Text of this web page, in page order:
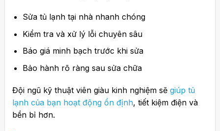
Sửa tủ lạnh tại nhà nhanh chóng
Kiểm tra và xử lý lỗi chuyên sâu
Báo giá minh bạch trước khi sửa
Bảo hành rõ ràng sau sửa chữa
Đội ngũ kỹ thuật viên giàu kinh nghiệm sẽ giúp tủ
lạnh của bạn hoạt động ổn định, tiết kiệm điện và
bền bỉ hơn.